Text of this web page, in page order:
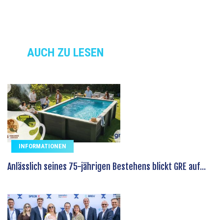
AUCH ZU LESEN
INFORMATIONEN
Anlässlich seines 75-jährigen Bestehens blickt GRE auf...